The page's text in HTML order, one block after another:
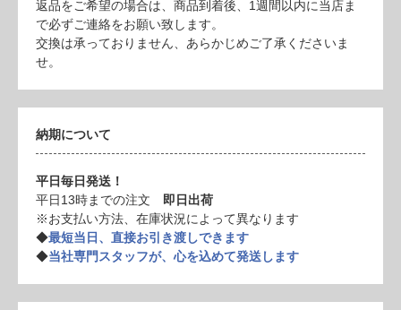
返品をご希望の場合は、商品到着後、1週間以内に当店ま
で必ずご連絡をお願い致します。
交換は承っておりません、あらかじめご了承くださいま
せ。
納期について
平日毎日発送！
平日13時までの注文 即日出荷
※お支払い方法、在庫状況によって異なります
◆最短当日、直接お引き渡しできます
◆当社専門スタッフが、心を込めて発送します